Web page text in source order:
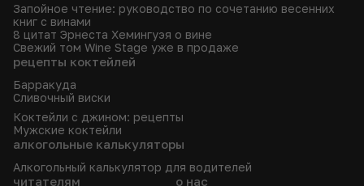
Запойное чтение: руководство по сочетанию весенних
книг с винами
8 цитат Эрнеста Хемингуэя о вине
Свежий том Wine Stage уже в продаже
рецепты коктейлей
Барракуда
Сливочный виски
Коктейли с джином: рецепты
Мужские коктейли
алкогольные калькуляторы
Алкогольный калькулятор для водителей
читателям о нас